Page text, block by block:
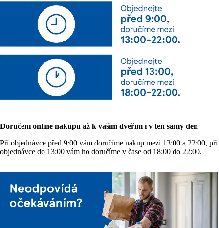
Doručení online nákupu až k vašim dveřím i v ten samý den
Při objednávce před 9:00 vám doručíme nákup mezi 13:00 a 22:00, při
objednávce do 13:00 vám ho doručíme v čase od 18:00 do 22:00.